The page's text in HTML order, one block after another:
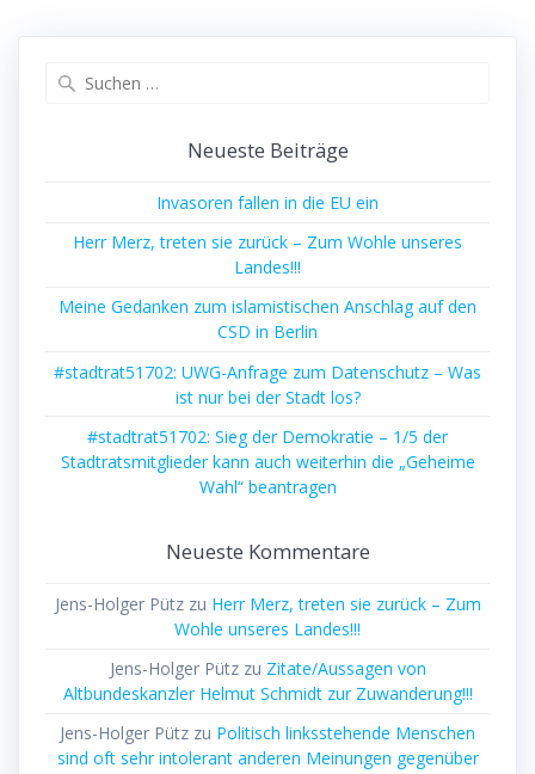
Neueste Beiträge
Invasoren fallen in die EU ein
Herr Merz, treten sie zurück – Zum Wohle unseres
Landes!!!
Meine Gedanken zum islamistischen Anschlag auf den
CSD in Berlin
#stadtrat51702: UWG-Anfrage zum Datenschutz – Was
ist nur bei der Stadt los?
#stadtrat51702: Sieg der Demokratie – 1/5 der
Stadtratsmitglieder kann auch weiterhin die „Geheime
Wahl“ beantragen
Neueste Kommentare
Jens-Holger Pützzu Herr Merz, treten sie zurück – Zum
Wohle unseres Landes!!!
Jens-Holger Pützzu Zitate/Aussagen von
Altbundeskanzler Helmut Schmidt zur Zuwanderung!!!
Jens-Holger Pütz zu Politisch linksstehende Menschen
sind oft sehr intolerant anderen Meinungen gegenüber